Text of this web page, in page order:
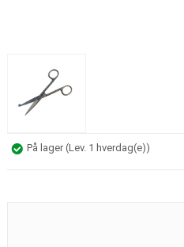
På lager(Lev. 1 hverdag(e))